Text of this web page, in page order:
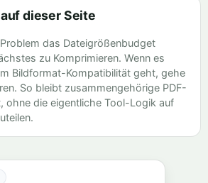
dieser Seite
das Dateigrößenbudget
zu Komprimieren. Wenn es
Bildformat-Kompatibilität geht, gehe
. So bleibt zusammengehörige PDF-
ohne die eigentliche Tool-Logik auf